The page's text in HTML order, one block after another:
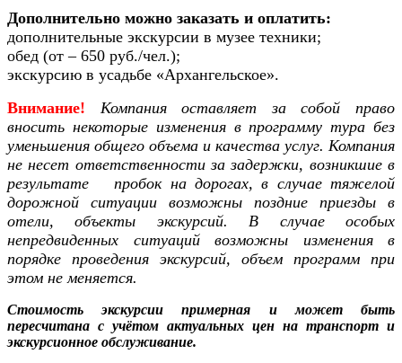
Дополнительно можно заказать и оплатить:
дополнительные экскурсии в музее техники;
обед (от – 650 руб./чел.);
экскурсию в усадьбе «Архангельское».
Внимание!
Компания оставляет за собой право
вносить некоторые изменения в программу тура без
уменьшения общего объема и качества услуг. Компания
не несет ответственности за задержки, возникшие в
результате пробок на дорогах, в случае тяжелой
дорожной ситуации возможны поздние приезды в
отели, объекты экскурсий. В случае особых
непредвиденных ситуаций возможны изменения в
порядке проведения экскурсий, объем программ при
этом не меняется.
Стоимость экскурсии примерная и может быть
пересчитана с учётом актуальных цен на транспорт и
экскурсионное обслуживание.